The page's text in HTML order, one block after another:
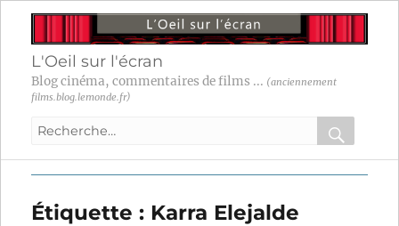
L'Oeil sur l'écran
Blog cinéma, commentaires de films ... (anciennement
films.blog.lemonde.fr)
Recherche
:
OK
Étiquette : Karra Elejalde